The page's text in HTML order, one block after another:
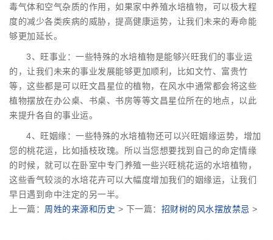
毒气体和空气杂质的作用，如果家中养殖水培植物，可以极大程
度的减少各类疾病的威胁，提高健康运势，让我们未来的寿命能
够更加延长。
3、旺事业：一些特殊的水培植物是能够兴旺我们的事业运
的，让我们未来的事业发展能够更加顺利，比如文竹、富贵竹
等，这些都是可以旺文昌星位的植物，在风水中通常都会将这些
植物摆放在办公桌、书桌、书房等等文昌星位所在的地点，以此
来提升各自的事业运。
4、旺姻缘：一些特殊的水培植物还可以兴旺姻缘运势，增加
您的桃花运，比如插枝玫瑰。所以当您想要找到自己的命定情缘
的时候，就可以在卧室中专门养殖一些兴旺桃花运的水培植物，
这些香气较淡的水培花卉可以大幅度增加我们的姻缘运，让我们
早日遇到命中注定的另一半。
上一篇： 周姓的来源和历史 > 下一篇： 招财树的风水摆放禁忌 >